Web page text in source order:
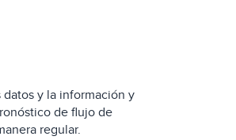
datos y la información y
de flujo de
regular.